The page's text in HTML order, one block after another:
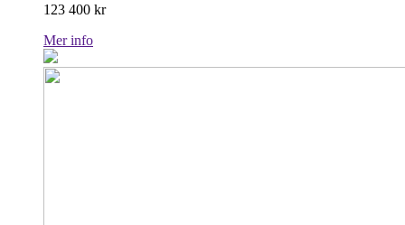
123 400 kr
Mer info